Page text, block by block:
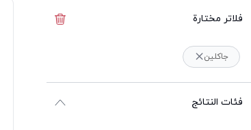
فلاتر مختارة
جاكلين
فئات النتائج